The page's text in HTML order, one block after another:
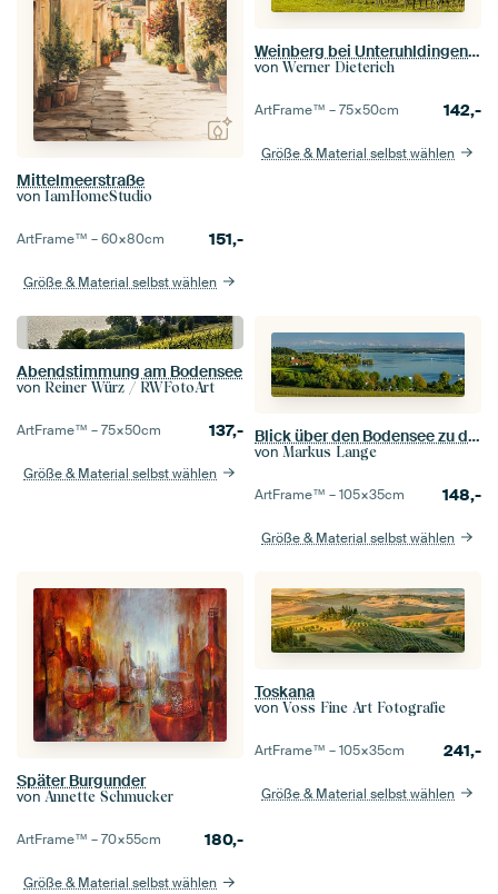
Mittelmeerstraße
von IamHomeStudio
ArtFrame™ –60×80cm 151,-
Größe & Material selbst wählen
Weinberg bei Unteruhldingen am Bodensee
von Werner Dieterich
ArtFrame™ –75×50cm 142,-
Größe & Material selbst wählen
Abendstimmung am Bodensee
von Reiner Würz / RWFotoArt
ArtFrame™ –75×50cm 137,-
Größe & Material selbst wählen
Blick über den Bodensee zu den Schweizer Alpen
von Markus Lange
ArtFrame™ –105×35cm 148,-
Größe & Material selbst wählen
Später Burgunder
von Annette Schmucker
ArtFrame™ –70×55cm 180,-
Größe & Material selbst wählen
Toskana
von Voss Fine Art Fotografie
ArtFrame™ –105×35cm 241,-
Größe & Material selbst wählen